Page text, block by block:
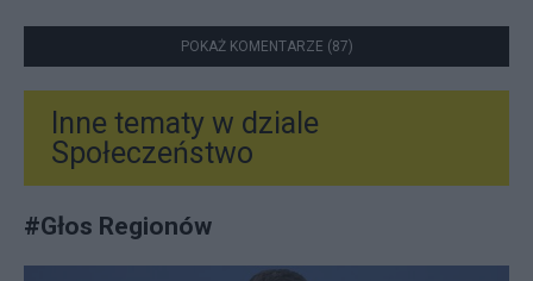
POKAŻ KOMENTARZE (87)
Inne tematy w dziale
Społeczeństwo
#Głos Regionów